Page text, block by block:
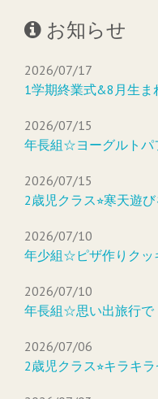
お知らせ
2026/07/17
1学期終業式&8月生ま
2026/07/15
年長組☆ヨーグルトパ
2026/07/15
2歳児クラス⭐︎寒天遊
2026/07/10
年少組☆ピザ作りクッ
2026/07/10
年長組☆思い出旅行で
2026/07/06
2歳児クラス⭐︎キラキ